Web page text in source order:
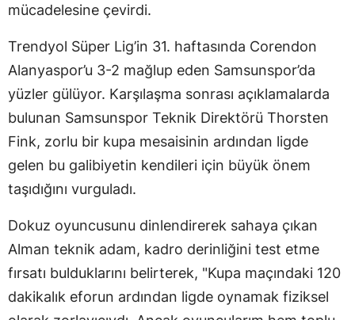
mücadelesine çevirdi.
Trendyol Süper Lig’in 31. haftasında Corendon
Alanyaspor’u 3-2 mağlup eden Samsunspor’da
yüzler gülüyor. Karşılaşma sonrası açıklamalarda
bulunan Samsunspor Teknik Direktörü Thorsten
Fink, zorlu bir kupa mesaisinin ardından ligde
gelen bu galibiyetin kendileri için büyük önem
taşıdığını vurguladı.
Dokuz oyuncusunu dinlendirerek sahaya çıkan
Alman teknik adam, kadro derinliğini test etme
fırsatı bulduklarını belirterek, "Kupa maçındaki 120
dakikalık eforun ardından ligde oynamak fiziksel